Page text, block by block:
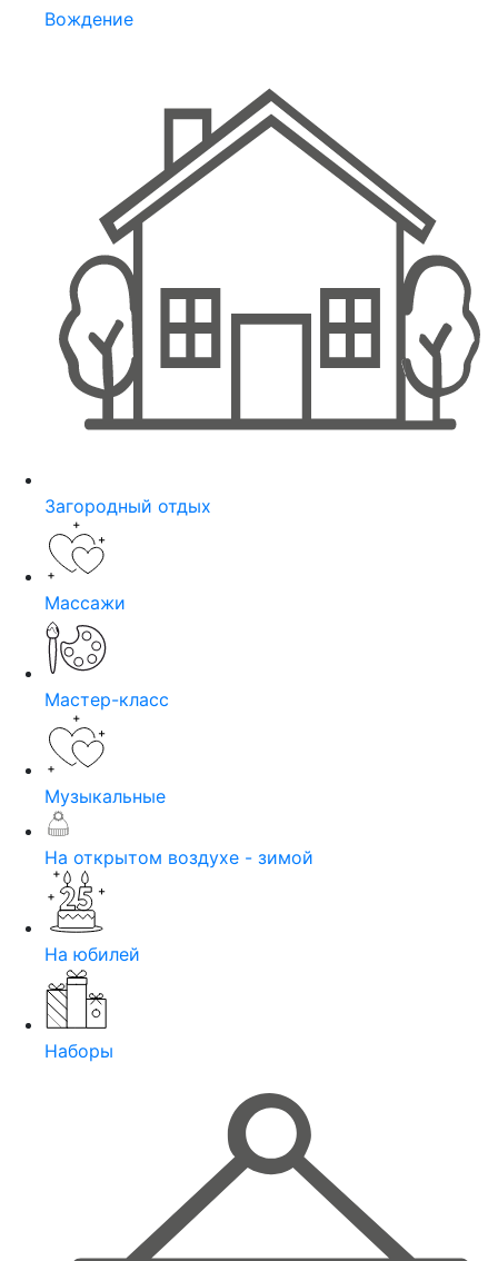
Вождение
Загородный отдых
Массажи
Мастер-класс
Музыкальные
На открытом воздухе - зимой
На юбилей
Наборы